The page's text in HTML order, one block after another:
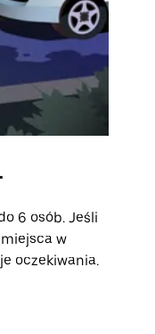
6 osób. Jeśli
w
oczekiwania.